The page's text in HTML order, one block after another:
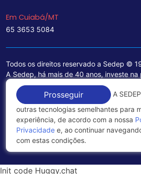
Em Cuiabá/MT
65 3653 5084
Todos os direitos reservado a Sedep ©
A Sedep, há mais de 40 anos, investe na
treinamento de funcionários e na
ponta para a ampliação de seu portfólio
para a área jurídica, que contemplam
excelentes soluções empresariais.
Política de Privacidade
Prosseguir
A
outras tecnologias semelhantes para
experiência, de acordo com a nossa
Privacidade e, ao continuar
com estas condições.
Init code Huggy.chat